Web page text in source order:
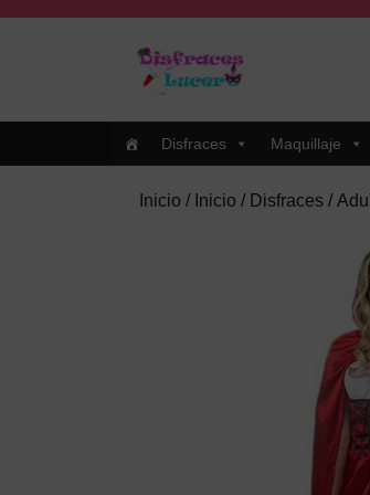
Disfraces Maquillaje
Inicio / Inicio / Disfraces /